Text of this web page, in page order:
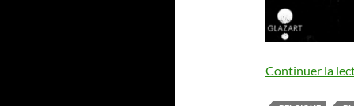
Continuer la